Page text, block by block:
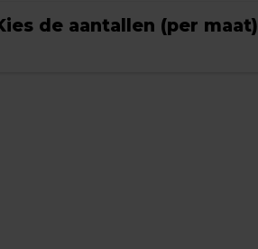
de aantallen (per maat)